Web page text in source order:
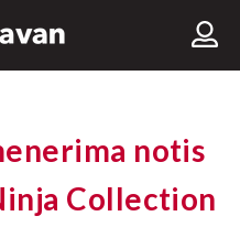
notis
Collection